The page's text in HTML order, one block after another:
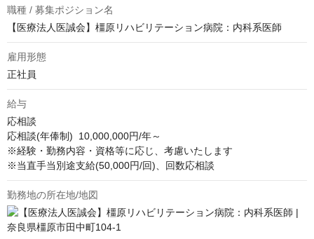
職種 / 募集ポジション名
【医療法人医誠会】橿原リハビリテーション病院：内科系医師
雇用形態
正社員
給与
応相談
応相談(年俸制)  10,000,000円/年～
※経験・勤務内容・資格等に応じ、考慮いたします
※当直手当別途支給(50,000円/回)、回数応相談
勤務地の所在地/地図